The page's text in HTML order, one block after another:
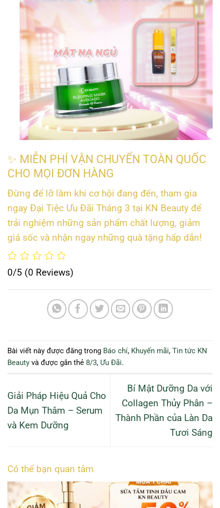
✨ MIỄN PHÍ VẬN CHUYỂN TOÀN QUỐC
CHO MỌI ĐƠN HÀNG
Đừng để lỡ lầm khi cơ hội đang đến, tham gia
ngay Đại Tiệc Ưu Đãi Tháng 3 tại KN Beauty để
trải nghiệm những sản phẩm chất lượng, giảm
giá sốc và nhận ngay những quà tặng hấp dẫn!
0/5 (0 Reviews)
Bài viết này được đăng trong Báo chí, Khuyến mãi, Tin tức KN
Beauty và được gắn thẻ 8/3, Ưu Đãi.
Giải Pháp Hiệu Quả Cho
Da Mụn Thâm – Serum
và Kem Dưỡng
Bí Mật Dưỡng Da với
Collagen Thủy Phân –
Thành Phần của Làn Da
Tươi Sáng
Có thể bạn quan tâm